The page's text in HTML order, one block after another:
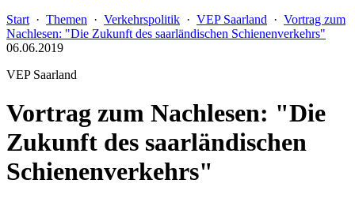
Start · Themen · Verkehrspolitik · VEP Saarland · Vortrag zum
Nachlesen: "Die Zukunft des saarländischen Schienenverkehrs"
06.06.2019
VEP Saarland
Vortrag zum Nachlesen: "Die
Zukunft des saarländischen
Schienenverkehrs"